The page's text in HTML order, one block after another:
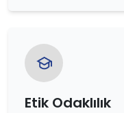
Etik Odaklılık